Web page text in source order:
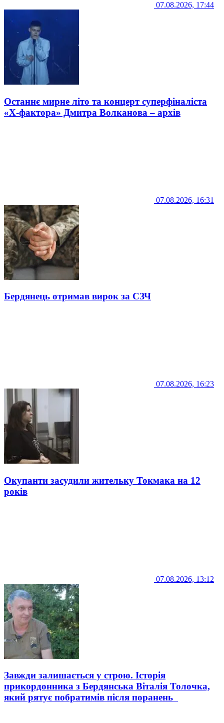
07.08.2026, 17:44
Останнє мирне літо та концерт суперфіналіста
«Х-фактора» Дмитра Волканова – архів
07.08.2026, 16:31
Бердянець отримав вирок за СЗЧ
07.08.2026, 16:23
Окупанти засудили жительку Токмака на 12
років
07.08.2026, 13:12
Завжди залишається у строю. Історія
прикордонника з Бердянська Віталія Толочка,
який рятує побратимів після поранень